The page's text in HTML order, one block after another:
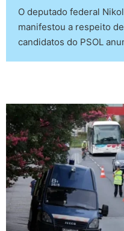
O deputado federal
manifestou a respeito
candidatos do PSOL